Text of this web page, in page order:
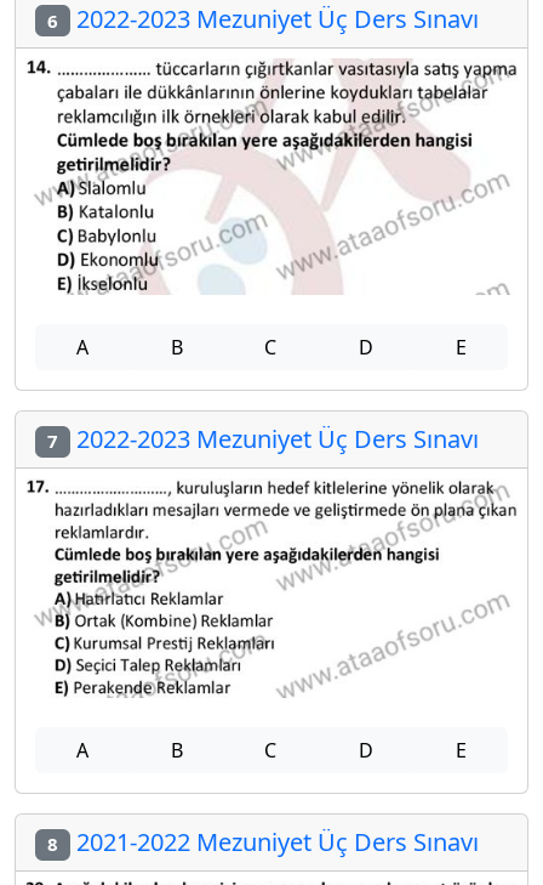
6 2022-2023 Mezuniyet Üç Ders Sınavı
A B C D E
7 2022-2023 Mezuniyet Üç Ders Sınavı
A B C D E
8 2021-2022 Mezuniyet Üç Ders Sınavı